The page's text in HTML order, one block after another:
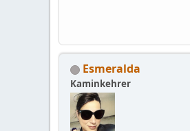
Esmeralda
Kaminkehrer